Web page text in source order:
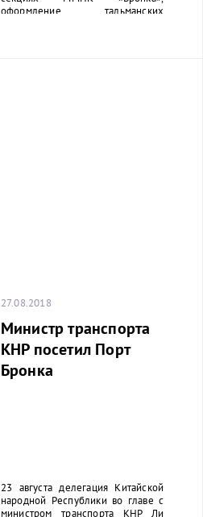
оформление тальманских
27.08.2018
Министр транспорта
КНР посетил Порт
Бронка
23 августа делегация Китайской
народной Республики во главе с
министром транспорта КНР Ли